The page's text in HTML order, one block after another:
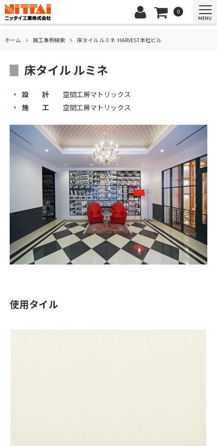
0
MENU
ホーム 施⼯事例検索 床タイル ルミネ :HARVEST本社ビル
床タイル ルミネ
設 計
空間工房マトリックス
施 工
空間工房マトリックス
使用タイル